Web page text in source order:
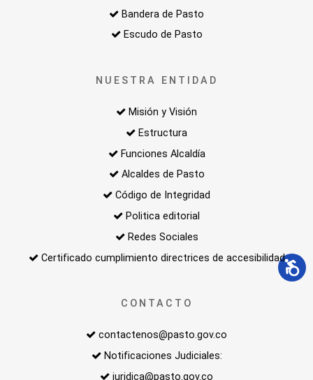
Bandera de Pasto
Escudo de Pasto
NUESTRA ENTIDAD
Misión y Visión
Estructura
Funciones Alcaldía
Alcaldes de Pasto
Código de Integridad
Politica editorial
Redes Sociales
Certificado cumplimiento directrices de accesibilidad
CONTACTO
contactenos@pasto.gov.co
Notificaciones Judiciales:
juridica@pasto.gov.co